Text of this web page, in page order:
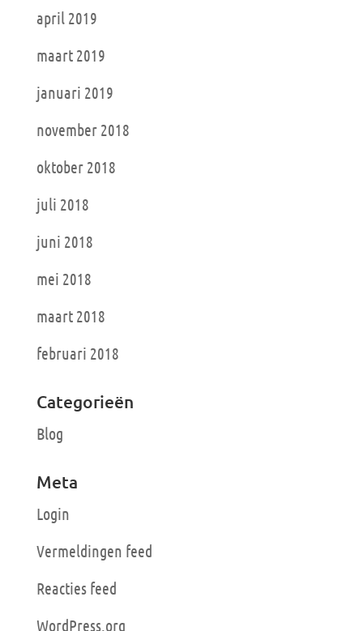
april 2019
maart 2019
januari 2019
november 2018
oktober 2018
juli 2018
juni 2018
mei 2018
maart 2018
februari 2018
Categorieën
Blog
Meta
Login
Vermeldingen feed
Reacties feed
WordPress.org